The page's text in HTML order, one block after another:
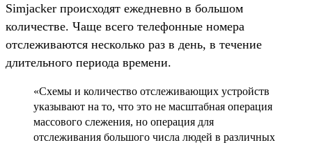
Simjacker происходят ежедневно в большом
количестве. Чаще всего телефонные номера
отслеживаются несколько раз в день, в течение
длительного периода времени.
«Схемы и количество отслеживающих устройств
указывают на то, что это не масштабная операция
массового слежения, но операция для
отслеживания большого числа людей в различных